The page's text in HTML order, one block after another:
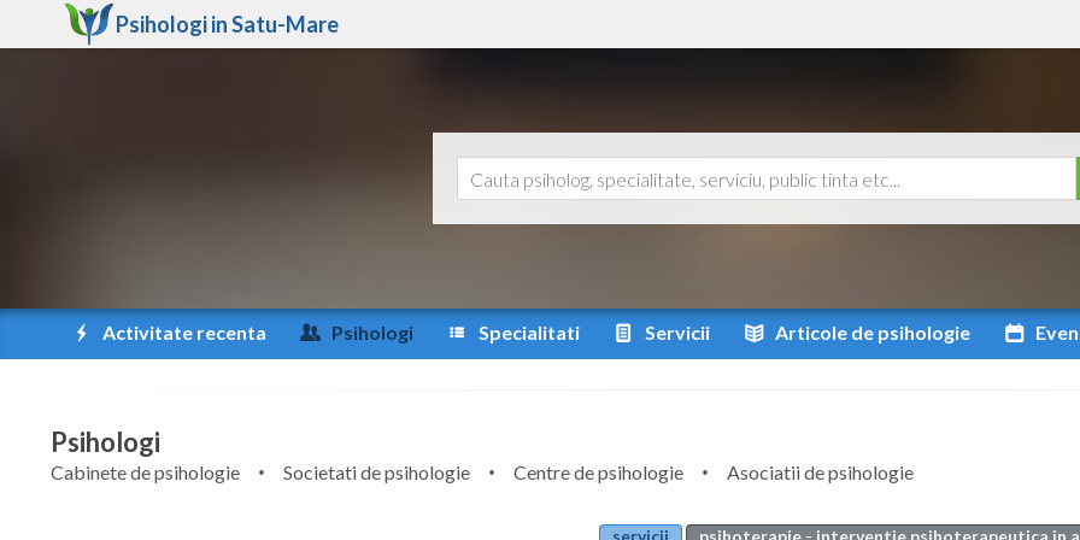
Psihologi inSatu-Mare
Activitate recenta Psihologi Specialitati Servicii Articole de psihologie
Psihologi
Cabinete de psihologie Societati de psihologie Centre de psihologie
Asociatii de psihologie
servicii
psihoterapie - interventie psihoterapeutica in